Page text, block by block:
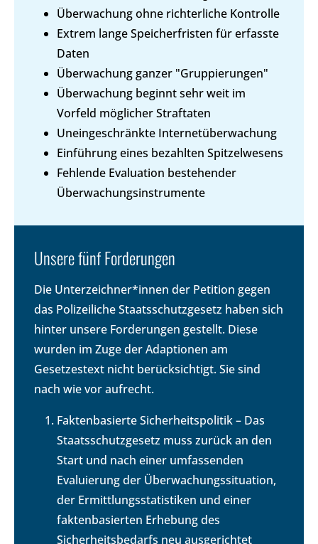
Überwachung ohne richterliche Kontrolle
Extrem lange Speicherfristen für erfasste
Daten
Überwachung ganzer "Gruppierungen"
Überwachung beginnt sehr weit im
Vorfeld möglicher Straftaten
Uneingeschränkte Internetüberwachung
Einführung eines bezahlten Spitzelwesens
Fehlende Evaluation bestehender
Überwachungsinstrumente
Unsere fünf Forderungen
Die Unterzeichner*innen der Petition gegen
das Polizeiliche Staatsschutzgesetz haben sich
hinter unsere Forderungen gestellt. Diese
wurden im Zuge der Adaptionen am
Gesetzestext nicht berücksichtigt. Sie sind
nach wie vor aufrecht.
Faktenbasierte Sicherheitspolitik – Das
Staatsschutzgesetz muss zurück an den
Start und nach einer umfassenden
Evaluierung der Überwachungssituation,
der Ermittlungsstatistiken und einer
faktenbasierten Erhebung des
Sicherheitsbedarfs neu ausgerichtet